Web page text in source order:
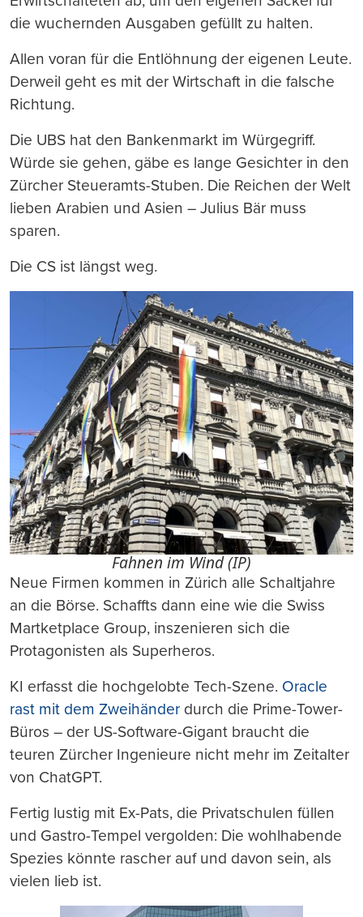
die wuchernden Ausgaben gefüllt zu halten.
Allen voran für die Entlöhnung der eigenen Leute.
Derweil geht es mit der Wirtschaft in die falsche
Richtung.
Die UBS hat den Bankenmarkt im Würgegriff.
Würde sie gehen, gäbe es lange Gesichter in den
Zürcher Steueramts-Stuben. Die Reichen der Welt
lieben Arabien und Asien – Julius Bär muss
sparen.
Die CS ist längst weg.
Fahnen im Wind (IP)
Neue Firmen kommen in Zürich alle Schaltjahre
an die Börse. Schaffts dann eine wie die Swiss
Martketplace Group, inszenieren sich die
Protagonisten als Superheros.
KI erfasst die hochgelobte Tech-Szene. Oracle
rast mit dem Zweihänder durch die Prime-Tower-
Büros – der US-Software-Gigant braucht die
teuren Zürcher Ingenieure nicht mehr im Zeitalter
von ChatGPT.
Fertig lustig mit Ex-Pats, die Privatschulen füllen
und Gastro-Tempel vergolden: Die wohlhabende
Spezies könnte rascher auf und davon sein, als
vielen lieb ist.